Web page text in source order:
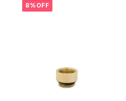
8%OFF